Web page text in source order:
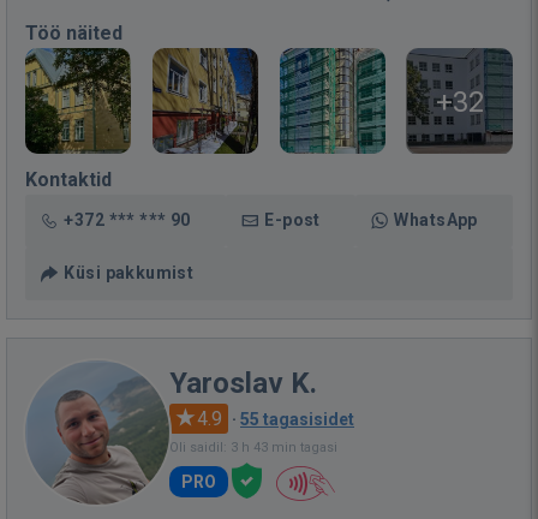
Töö näited
+32
Kontaktid
+372 *** *** 90 E-post WhatsApp
Küsi pakkumist
Yaroslav K.
4.9 · 55 tagasisidet
Oli saidil: 3 h 43 min tagasi
PRO